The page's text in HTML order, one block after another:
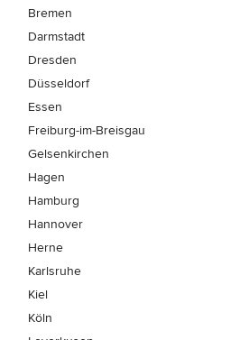
Bremen
Darmstadt
Dresden
Düsseldorf
Essen
Freiburg-im-Breisgau
Gelsenkirchen
Hagen
Hamburg
Hannover
Herne
Karlsruhe
Kiel
Köln